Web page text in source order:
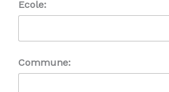
Ecole:
Commune: